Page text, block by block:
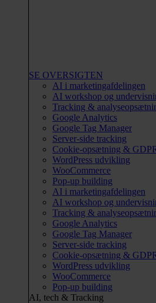
SE OVERSIGTEN
AI i marketingafdelingen
AI workshop og
Tracking &
Google Analytics
Google Tag Manager
Server-side tracking
Cookie-opsætning &
WordPress udvikling
WooCommerce
Pop-up building
AI i marketingafdelingen
AI workshop og
Tracking &
Google Analytics
Google Tag Manager
Server-side tracking
Cookie-opsætning &
WordPress udvikling
WooCommerce
Pop-up building
AI, tech & Tracking